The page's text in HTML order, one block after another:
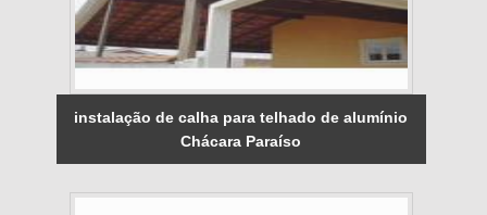
instalação de calha para telhado de alumínio
Chácara Paraíso